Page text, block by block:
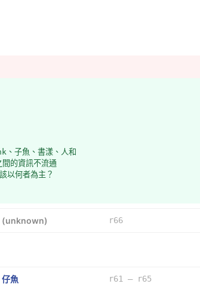
天社群出席人員，排定主持人和時程
有看紀錄就會不知道大家在幹嘛
子魚、書漾、人和
的資訊不流通
何者為主？
前的決策過程不明（如是否放上vtaiwan）
方期待和時程（離上線多久以前要貼在哪邊公開給社
(unknown)
r66
仔魚
r61 – r65